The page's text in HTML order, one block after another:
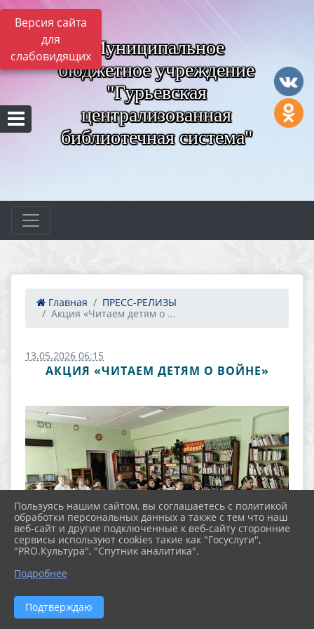
Версия сайта
для
слабовидящих Муниципальное
бюджетное учреждение
"Гурьевская
централизованная
библиотечная система"
Главная
ПРЕСС-РЕЛИЗЫ
Акция «Читаем детям о ...
13.05.2026 06:15
АКЦИЯ «ЧИТАЕМ ДЕТЯМ О ВОЙНЕ»
Пользуясь нашим сайтом, вы соглашаетесь с политикой
обработки персональных данных а также с тем что наш
веб-сайт и другие подключенные к веб-сайту сторонние
сервисы используют cookies такие как "Госуслуги",
"PRO.Культура", "Спутник аналитика".
Подробнее
Подтверждаю